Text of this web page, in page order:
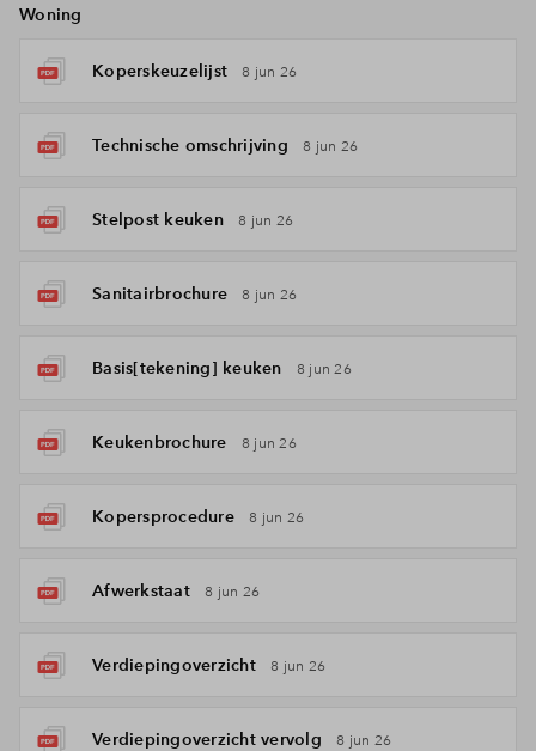
Woning
Koperskeuzelijst 8 jun 26
Technische omschrijving 8 jun 26
Stelpost keuken 8 jun 26
Sanitairbrochure 8 jun 26
Basis[tekening] keuken 8 jun 26
Keukenbrochure 8 jun 26
Kopersprocedure 8 jun 26
Afwerkstaat 8 jun 26
Verdiepingoverzicht 8 jun 26
Verdiepingoverzicht vervolg 8 jun 26